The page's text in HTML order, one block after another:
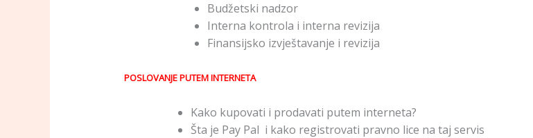
Budžetski nadzor
Interna kontrola i interna revizija
Finansijsko izvještavanje i revizija
POSLOVANJE PUTEM INTERNETA
Kako kupovati i prodavati putem interneta?
Šta je Pay Pal i kako registrovati pravno lice na taj servis